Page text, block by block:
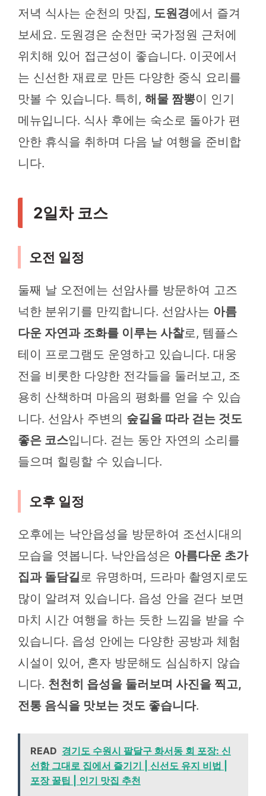
저녁 식사는 순천의 맛집, 도원경에서 즐겨
보세요. 도원경은 순천만 국가정원 근처에
위치해 있어 접근성이 좋습니다. 이곳에서
는 신선한 재료로 만든 다양한 중식 요리를
맛볼 수 있습니다. 특히, 해물 짬뽕이 인기
메뉴입니다. 식사 후에는 숙소로 돌아가 편
안한 휴식을 취하며 다음 날 여행을 준비합
니다.
2일차 코스
오전 일정
둘째 날 오전에는 선암사를 방문하여 고즈
넉한 분위기를 만끽합니다. 선암사는 아름
다운 자연과 조화를 이루는 사찰로, 템플스
테이 프로그램도 운영하고 있습니다. 대웅
전을 비롯한 다양한 전각들을 둘러보고, 조
용히 산책하며 마음의 평화를 얻을 수 있습
니다. 선암사 주변의 숲길을 따라 걷는 것도
좋은 코스입니다. 걷는 동안 자연의 소리를
들으며 힐링할 수 있습니다.
오후 일정
오후에는 낙안읍성을 방문하여 조선시대의
모습을 엿봅니다. 낙안읍성은 아름다운 초가
집과 돌담길로 유명하며, 드라마 촬영지로도
많이 알려져 있습니다. 읍성 안을 걷다 보면
마치 시간 여행을 하는 듯한 느낌을 받을 수
있습니다. 읍성 안에는 다양한 공방과 체험
시설이 있어, 혼자 방문해도 심심하지 않습
니다. 천천히 읍성을 둘러보며 사진을 찍고,
전통 음식을 맛보는 것도 좋습니다.
READ 경기도 수원시 팔달구 화서동 회 포장: 신
선함 그대로 집에서 즐기기 | 신선도 유지 비법 |
포장 꿀팁 | 인기 맛집 추천